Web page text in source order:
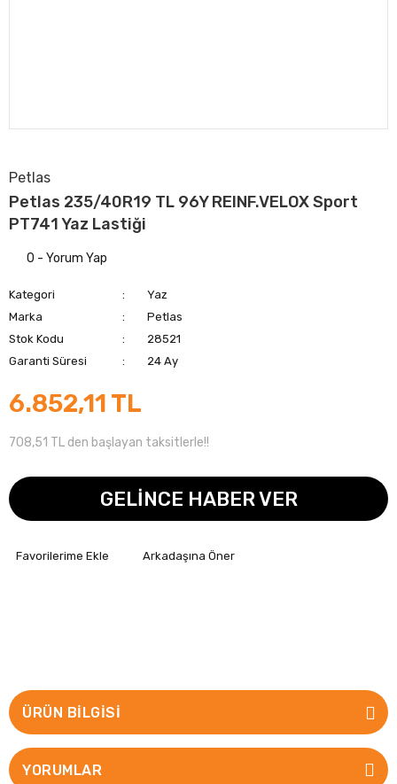
Petlas
Petlas 235/40R19 TL 96Y REINF.VELOX Sport
PT741 Yaz Lastiği
0 - Yorum Yap
Kategori
Yaz
Marka
Petlas
Stok Kodu
28521
Garanti Süresi
24 Ay
6.852,11 TL
708,51 TL den başlayan taksitlerle!!
GELİNCE HABER VER
Arkadaşına Öner
ÜRÜN BILGISI
YORUMLAR